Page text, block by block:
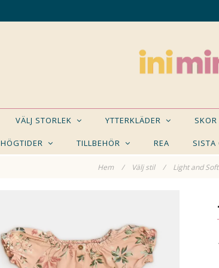
VÄLJ STORLEK YTTERKLÄDER SKOR
HÖGTIDER TILLBEHÖR REA SISTA
Hem / Välj stil / Light and Soft
KANSKE NÅGON AV DESSA